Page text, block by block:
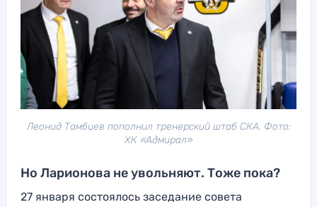
Леонид Тамбиев пополнил тренерский штаб СКА. Фото:
ХК «Адмирал»
Но Ларионова не увольняют. Тоже пока?
27 января состоялось заседание совета